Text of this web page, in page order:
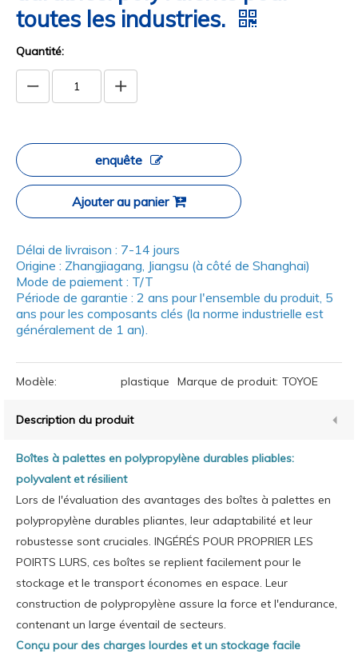
toutes les industries.
Quantité:
enquête
Ajouter au panier
Délai de livraison : 7-14 jours
Origine : Zhangjiagang, Jiangsu (à côté de Shanghai)
Mode de paiement : T/T
Période de garantie : 2 ans pour l'ensemble du produit, 5
ans pour les composants clés (la norme industrielle est
généralement de 1 an).
Modèle: plastique Marque de produit: TOYOE
Description du produit
Boîtes à palettes en polypropylène durables pliables:
polyvalent et résilient
Lors de l'évaluation des avantages des boîtes à palettes en
polypropylène durables pliantes, leur adaptabilité et leur
robustesse sont cruciales. INGÉRÉS POUR PROPRIER LES
POIRTS LURS, ces boîtes se replient facilement pour le
stockage et le transport économes en espace. Leur
construction de polypropylène assure la force et l'endurance,
contenant un large éventail de secteurs.
Conçu pour des charges lourdes et un stockage facile